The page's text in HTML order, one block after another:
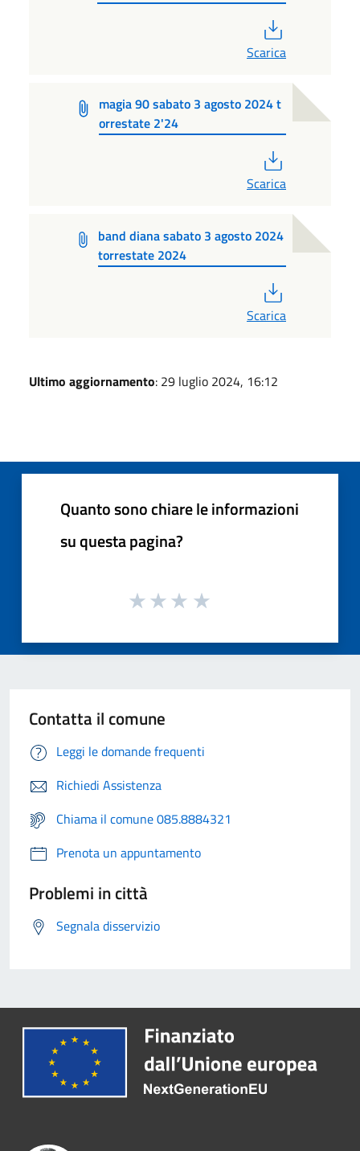
Scarica
magia 90 sabato 3 agosto 2024 t
orrestate 2'24
Scarica
band diana sabato 3 agosto 2024
torrestate 2024
Scarica
Ultimo aggiornamento: 29 luglio 2024, 16:12
Quanto sono chiare le informazioni
su questa pagina?
Contatta il comune
Leggi le domande frequenti
Richiedi Assistenza
Chiama il comune 085.8884321
Prenota un appuntamento
Problemi in città
Segnala disservizio